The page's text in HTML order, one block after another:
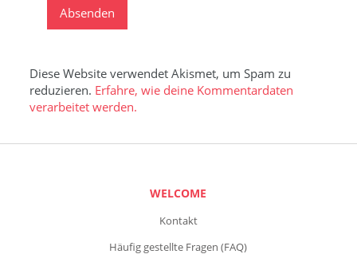
Diese Website verwendet Akismet, um Spam zu
reduzieren. Erfahre, wie deine Kommentardaten
verarbeitet werden.
WELCOME
Kontakt
Häufig gestellte Fragen (FAQ)